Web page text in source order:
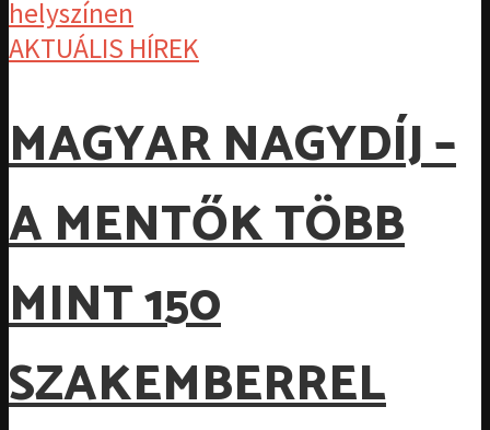
AKTUÁLIS HÍREK
MAGYAR NAGYDÍJ –
A MENTŐK TÖBB
MINT 150
SZAKEMBERREL